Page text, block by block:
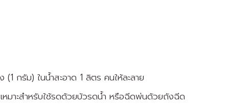
กรัม) ในน้ำสะอาด 1 ลิตร คนให้ละลาย
มาะสำหรับใช้รดด้วยบัวรดน้ำ หรือฉีดพ่นด้วยถังฉีด